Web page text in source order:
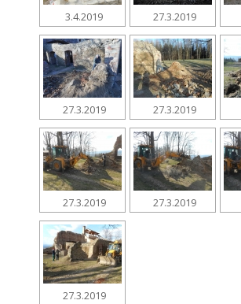
3.4.2019 27.3.2019
27.3.2019 27.3.2019
27.3.2019 27.3.2019
27.3.2019